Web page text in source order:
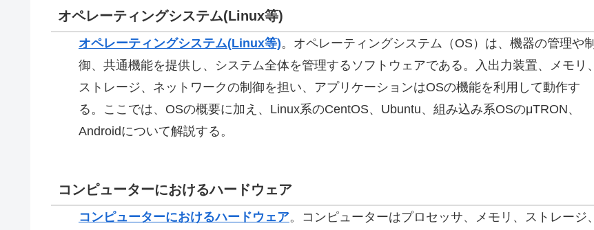
オペレーティングシステム(Linux等)
オペレーティングシステム(Linux等)。 オペレーティングシステム（OS）は、機器の管理や制
御、共通機能を提供し、システム全体を管理するソフトウェアである。入出力装置、メモリ、
ストレージ、ネットワークの制御を担い、アプリケーションはOSの機能を利用して動作す
る。ここでは、OSの概要に加え、Linux系のCentOS、Ubuntu、組み込み系OSのμTRON、
Androidについて解説する。
コンピューターにおけるハードウェア
コンピューターにおけるハードウェア。 コンピューターはプロセッサ、メモリ、ストレージ、